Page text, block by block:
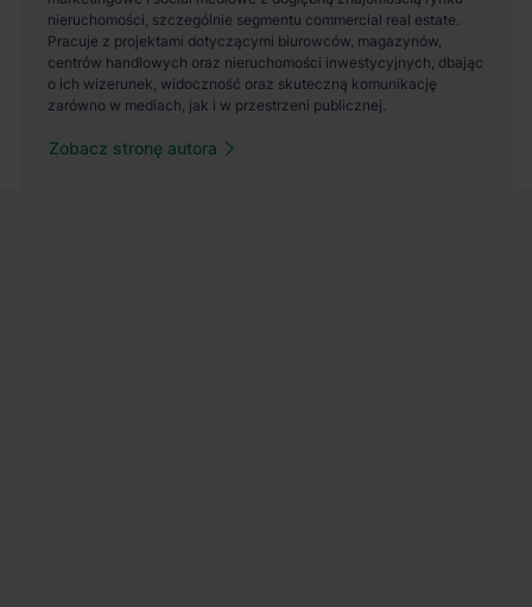
Zobacz stronę autora